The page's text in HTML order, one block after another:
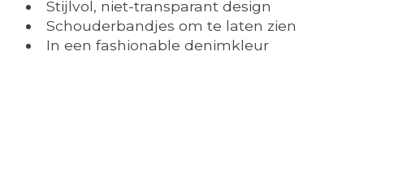
Stijlvol, niet-transparant design
Schouderbandjes om te laten zien
In een fashionable denimkleur